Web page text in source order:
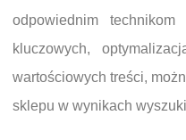
odpowiednim
kluczowych,
wartościowych treści,
sklepu w wynikach